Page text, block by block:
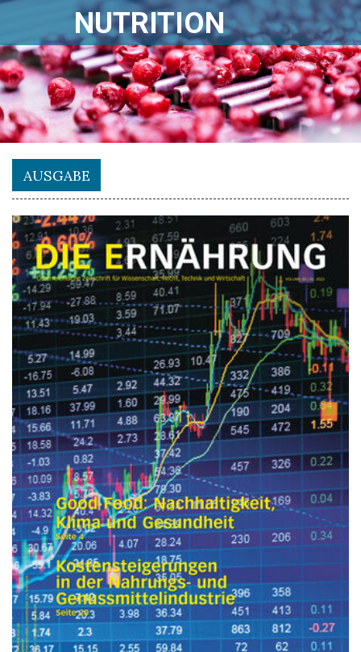
NUTRITION
AUSGABE